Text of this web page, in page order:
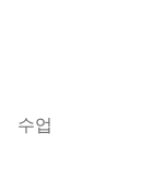
수업